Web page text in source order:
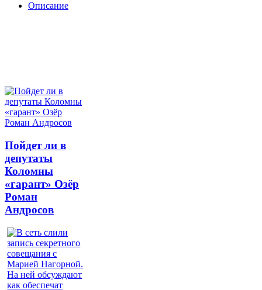
Описание
Пойдет ли в
депутаты
Коломны
«гарант» Озёр
Роман
Андросов